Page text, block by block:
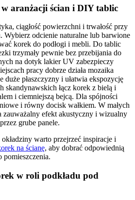
aranżacji ścian i DIY tablic
ciągłość powierzchni i trwałość przy
Wybierz odcienie naturalne lub barwione
korek do podłogi i mebli. Do tablic
trzymały pewnie bez przebijania do
na dotyk lakier UV zabezpieczy
pracy dobrze działa mozaika
duże płaszczyzny i ułatwia ekspozycję
skandynawskich łącz korek z bielą i
i ciemniejszą bejcą. Dla spójności
i równy docisk wałkiem. W małych
zauważalny efekt akustyczny i wizualny
grube panele.
warto przejrzeć inspiracje i
na ścianę, aby dobrać odpowiednią
pomieszczenia.
w roli podkładu pod